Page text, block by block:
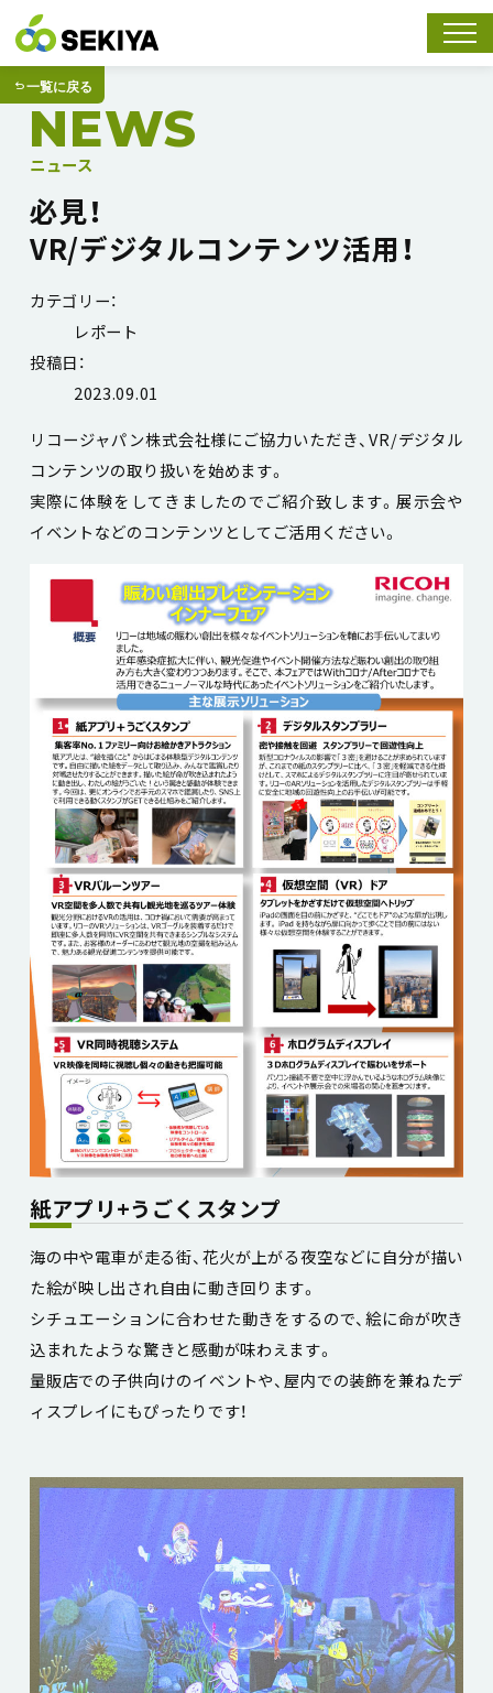
スマ
一覧に戻る
NEWS
ニュース
必見！
VR/デジタルコンテンツ活用！
カテゴリー：
レポート
投稿日：
2023.09.01
リコージャパン株式会社様にご協力いただき、VR/デジタル
コンテンツの取り扱いを始めます。
実際に体験をしてきましたのでご紹介致します。展示会や
イベントなどのコンテンツとしてご活用ください。
紙アプリ+うごくスタンプ
海の中や電車が走る街、花火が上がる夜空などに自分が描い
た絵が映し出され自由に動き回ります。
シチュエーションに合わせた動きをするので、絵に命が吹き
込まれたような驚きと感動が味わえます。
量販店での子供向けのイベントや、屋内での装飾を兼ねたデ
ィスプレイにもぴったりです！